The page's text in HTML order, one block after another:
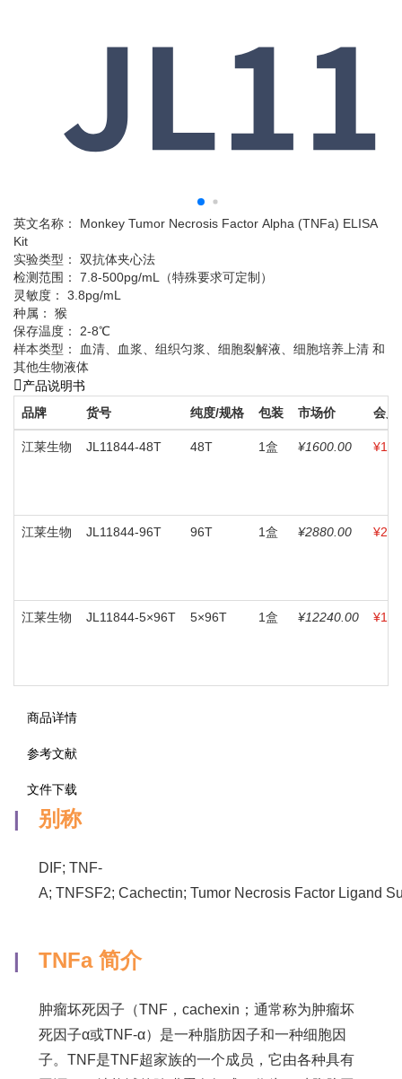
英文名称： Monkey Tumor Necrosis Factor Alpha (TNFa) ELISA
Kit
实验类型： 双抗体夹心法
检测范围： 7.8-500pg/mL（特殊要求可定制）
灵敏度： 3.8pg/mL
种属： 猴
保存温度： 2-8℃
样本类型： 血清、血浆、组织匀浆、细胞裂解液、细胞培养上清 和
其他生物液体
产品说明书
品牌
货号 纯度/规格 包装 市场价 会员
江莱生物 JL11844-48T 48T 1盒 ¥1600.00
江莱生物 JL11844-96T 96T 1盒 ¥2880.00
江莱生物 JL11844-5×96T 5×96T 1盒 ¥12240.00
商品详情
参考文献
文件下载
| 别称
DIF; TNF-
A; TNFSF2; Cachectin; Tumor Necrosis Factor Ligand
| TNFa 简介
肿瘤坏死因子（TNF，cachexin；通常称为肿瘤坏
死因子α或TNF-α）是一种脂肪因子和一种细胞因
子。TNF是TNF超家族的一个成员，它由各种具有